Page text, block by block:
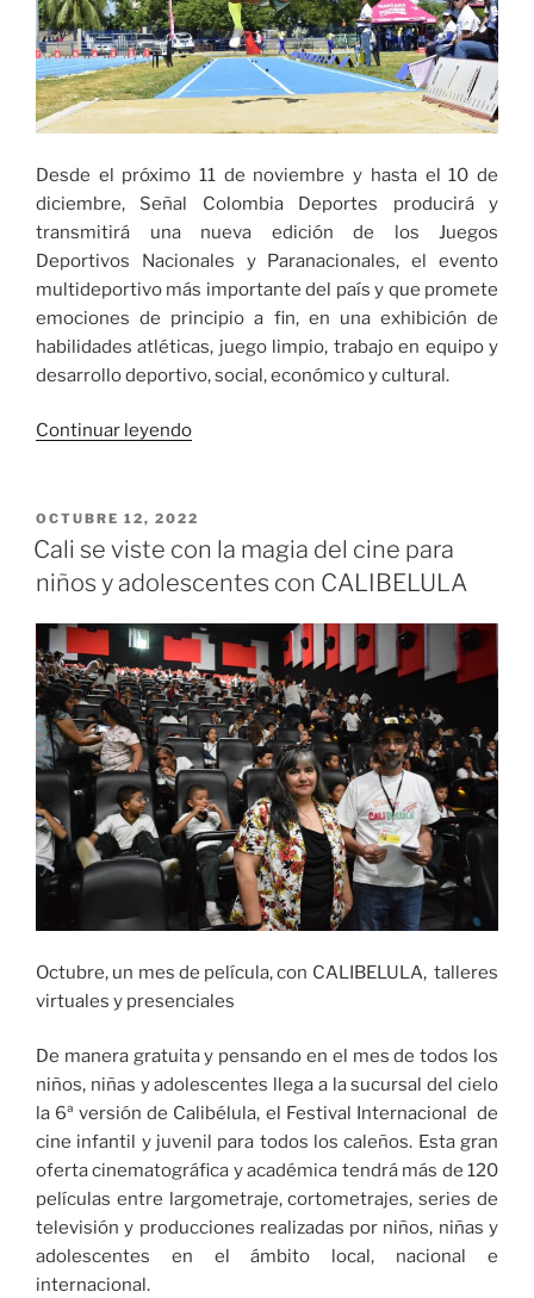
Desde el próximo 11 de noviembre y hasta el 10 de
diciembre, Señal Colombia Deportes producirá y
transmitirá una nueva edición de los Juegos
Deportivos Nacionales y Paranacionales, el evento
multideportivo más importante del país y que promete
emociones de principio a fin, en una exhibición de
habilidades atléticas, juego limpio, trabajo en equipo y
desarrollo deportivo, social, económico y cultural.
Continuar leyendo«Desde
sábado
11
los
XXII
Juegos
Deportivos
Nacionales
y
VI
Paranacionales
se
vivirán
por
pantalla
de
Colombia»
PUBLICADO
EL
OCTUBRE 12, 2022
Cali se viste con la magia del cine para
niños y adolescentes con CALIBELULA
Octubre, un mes de película, con CALIBELULA, talleres
virtuales y presenciales
De manera gratuita y pensando en el mes de todos los
niños, niñas y adolescentes llega a la sucursal del cielo
la 6ª versión de Calibélula, el Festival Internacional de
cine infantil y juvenil para todos los caleños. Esta gran
oferta cinematográfica y académica tendrá más de 120
películas entre largometraje, cortometrajes, series de
televisión y producciones realizadas por niños, niñas y
adolescentes en el ámbito local, nacional e
internacional.